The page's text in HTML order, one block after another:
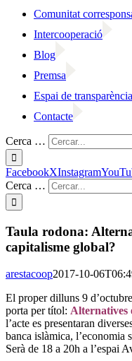
Comunitat
Intercooperació
Blog
Premsa
Espai de transparència
Contacte
Cerca …
FacebookXInstagram
Cerca …
Taula rodona:
capitalisme global?
arestacoop2017-10-
El proper dilluns 9
porta per títol: Alternatives
l’acte es presentaran
banca islàmica, l’economia
Serà de 18 a 20h a l’espai